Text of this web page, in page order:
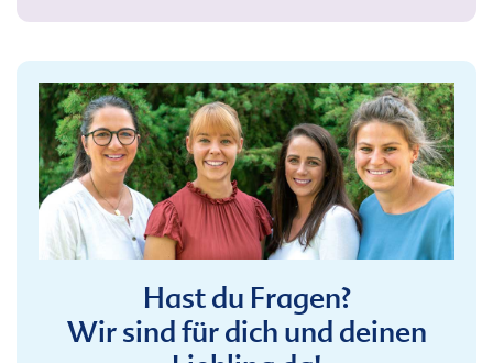
Hast du Fragen?
Wir sind für dich und deinen